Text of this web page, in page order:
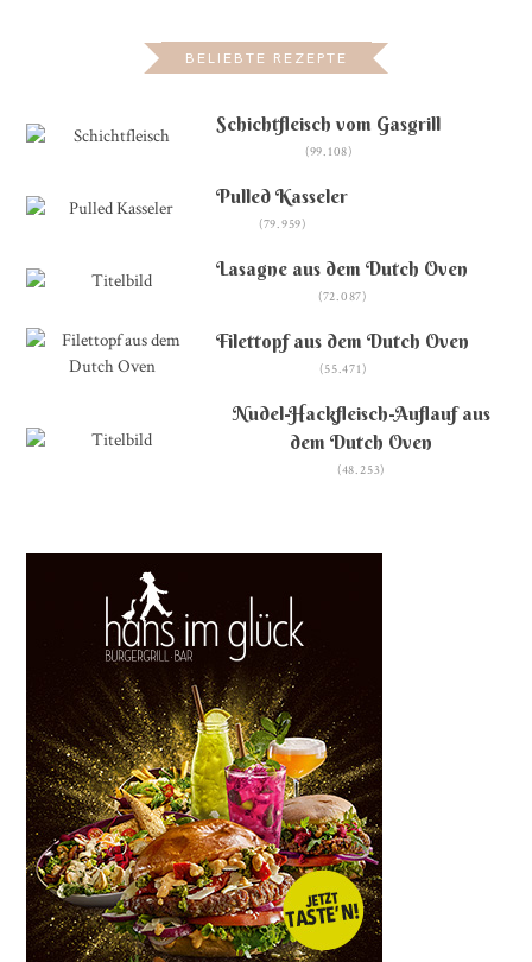
BELIEBTE REZEPTE
Schichtfleisch vom Gasgrill
(99.108)
Pulled Kasseler
(79.959)
Lasagne aus dem Dutch Oven
(72.087)
Filettopf aus dem Dutch Oven
(55.471)
Nudel-Hackfleisch-Auflauf aus
dem Dutch Oven
(48.253)